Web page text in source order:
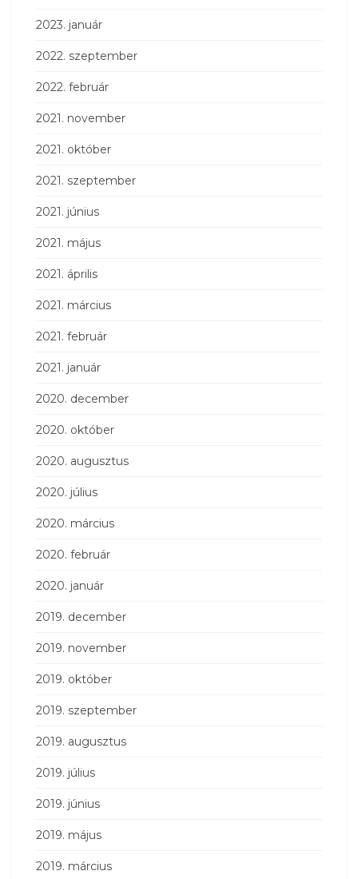
2023. január
2022. szeptember
2022. február
2021. november
2021. október
2021. szeptember
2021. június
2021. május
2021. április
2021. március
2021. február
2021. január
2020. december
2020. október
2020. augusztus
2020. július
2020. március
2020. február
2020. január
2019. december
2019. november
2019. október
2019. szeptember
2019. augusztus
2019. július
2019. június
2019. május
2019. március